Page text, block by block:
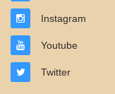
Instagram
Youtube
Twitter